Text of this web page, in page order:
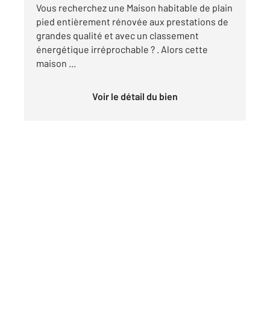
Vous recherchez une Maison habitable de plain
pied entièrement rénovée aux prestations de
grandes qualité et avec un classement
énergétique irréprochable ? . Alors cette
maison ...
Voir le détail du bien